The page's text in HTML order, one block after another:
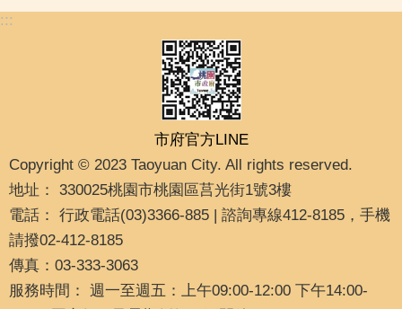
:::
市府官方LINE
Copyright © 2023 Taoyuan City. All rights reserved.
地址： 330025桃園市桃園區莒光街1號3樓
電話： 行政電話(03)3366-885 | 諮詢專線412-8185，手機
請撥02-412-8185
傳真：03-333-3063
服務時間： 週一至週五：上午09:00-12:00 下午14:00-